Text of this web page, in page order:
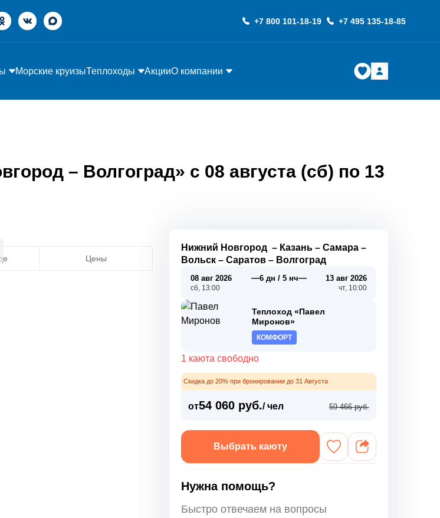
+7 800 101-18-19 +7 495 135-18-85
Морские круизыТеплоходы АкцииО компании
– Волгоград» с 08 августа (сб) по 13
Цены
Нижний Новгород – Казань –Самара –
Вольск –Саратов – Волгоград
08 авг 2026
сб, 13:00
—6 дн / 5 нч— 13 авг 2026
чт, 10:00
Теплоход «Павел
Миронов»
КОМФОРТ
1 каюта свободно
Скидка до 20% при бронировании до 31 Августа
от54 060 руб./ чел 59 466 руб.
Выбрать каюту
Нужна помощь?
Быстро отвечаем на вопросы